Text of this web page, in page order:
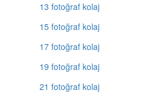
13 fotoğraf kolaj
15 fotoğraf kolaj
17 fotoğraf kolaj
19 fotoğraf kolaj
21 fotoğraf kolaj